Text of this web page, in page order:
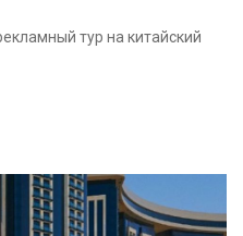
тур на китайский